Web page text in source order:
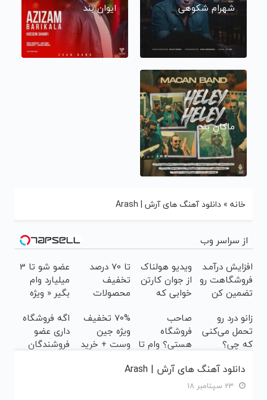
شهرام شکوهی ایوان بند
ماکان بند
خانه » دانلود آهنگ های آرش | Arash
از سراسر وب
افزایش درآمـد
فروشگاهت رو
تضمین کن
ویدیو هولناک
از جوان کارتن
خوابی که
آموزش رایگان
تا 70 درصد
تخفیف
محصولات
خرید در 4
قسط
عضو شو تا 3
میلیارد وام
بگیر « ویژه
زانو درد رو
تحمل می‌کنی
که چی؟
همین‌جاست!
صاحب
فروشگاه
هستی؟ وام تا
تومان بگیر
70% تخفیف
ویژه جین
وست + خرید
اگه فروشگاه
داری عضو
فروشندگان
دانلود آهنگ های آرش | Arash